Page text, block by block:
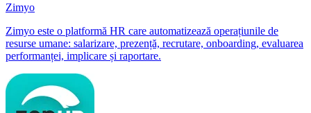
Zimyo
Zimyo este o platformă HR care automatizează operațiunile de
resurse umane: salarizare, prezență, recrutare, onboarding, evaluarea
performanței, implicare și raportare.